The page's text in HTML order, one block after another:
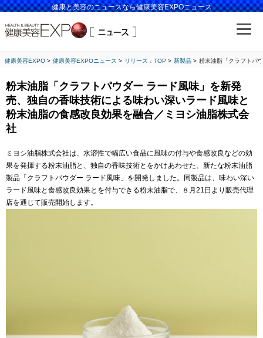
健康と美容のニュースなら健康美容EXPOニュース
健康美容EXPO 健康美容EXPOニュース リリース：TOP 新製品 粉末油脂「クラフトパ
粉末油脂「クラフトパウダー ラード風味」を新発
売、独自の香味技術による味わい深いラード風味と
粉末油脂の食感改良効果を融合／ミヨシ油脂株式会
社
ミヨシ油脂株式会社は、水溶性で幅広い食品に風味の付与や食感改良などの効
果を発揮する粉末油脂と、独自の香味技術とをかけあわせた、新たな粉末油脂
製品「クラフトパウダー ラード風味」を開発しました。同製品は、味わい深い
ラード風味と食感改良効果とを付与できる粉末油脂で、８月21日より販売代理
店を通じて販売開始します。